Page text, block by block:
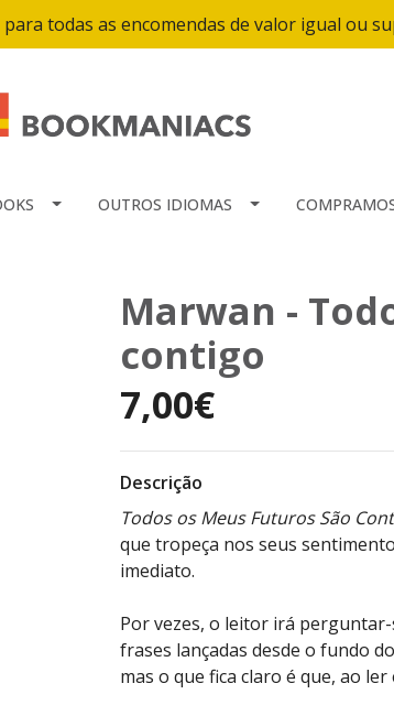
para todas as encomendas de valor igual ou
OUTROS IDIOMAS
Marwan -
contigo
7,00€
Descrição
Todos os Meus Futuros São
que tropeça nos seus
imediato.
Por vezes, o leitor irá
frases lançadas desde o fundo
mas o que fica claro é que, ao